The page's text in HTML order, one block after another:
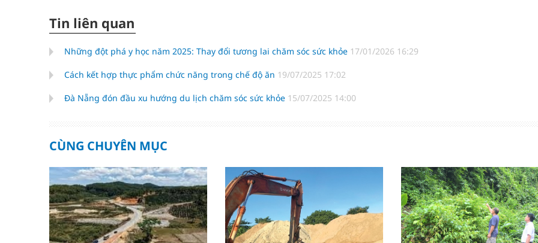
Tin liên quan
Những đột phá y học năm 2025: Thay đổi tương lai chăm sóc sức khỏe 17/01/2026 16:29
Cách kết hợp thực phẩm chức năng trong chế độ ăn 19/07/2025 17:02
Đà Nẵng đón đầu xu hướng du lịch chăm sóc sức khỏe 15/07/2025 14:00
CÙNG CHUYÊN MỤC